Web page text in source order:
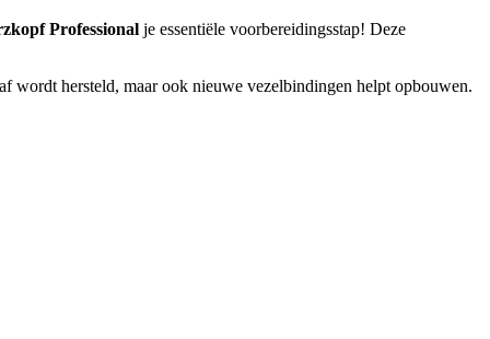
Professional je essentiële voorbereidingsstap! Deze
wordt hersteld, maar ook nieuwe vezelbindingen helpt opbouwen.